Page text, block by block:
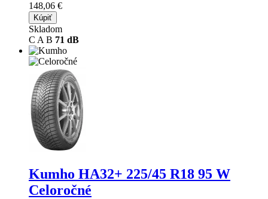
148,06 €
Kúpiť
Skladom
C A B 71 dB
Kumho HA32+ 225/45 R18 95 W
Celoročné